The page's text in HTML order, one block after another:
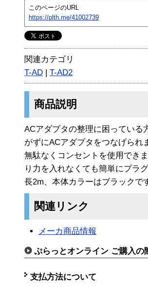
このページのURL
https://plth.me/41002739
関連カテゴリ
T-AD | T-AD2
商品説明
ACアダプタの整理に困っている
がずにACアダプタをつなげられ
無駄なくコンセントを使用でき
り力を入れなくても簡単にプラ
長2m、本体カラーはブラックで
関連リンク
メーカ商品情報
ぷらっとオンライン ご購入の
支払方法について